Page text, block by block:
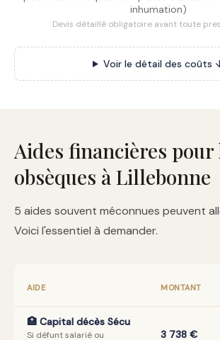
inhumation)
Devis détaillé obligatoire avant toute
Voir le détail des coûts
Aides financières pour
obsèques à Lillebonne
5 aides souvent méconnues peuvent
Voici l'essentiel à demander.
AIDE MONTANT
🏥 Capital décès Sécu
Si défunt salarié ou 3 738 €